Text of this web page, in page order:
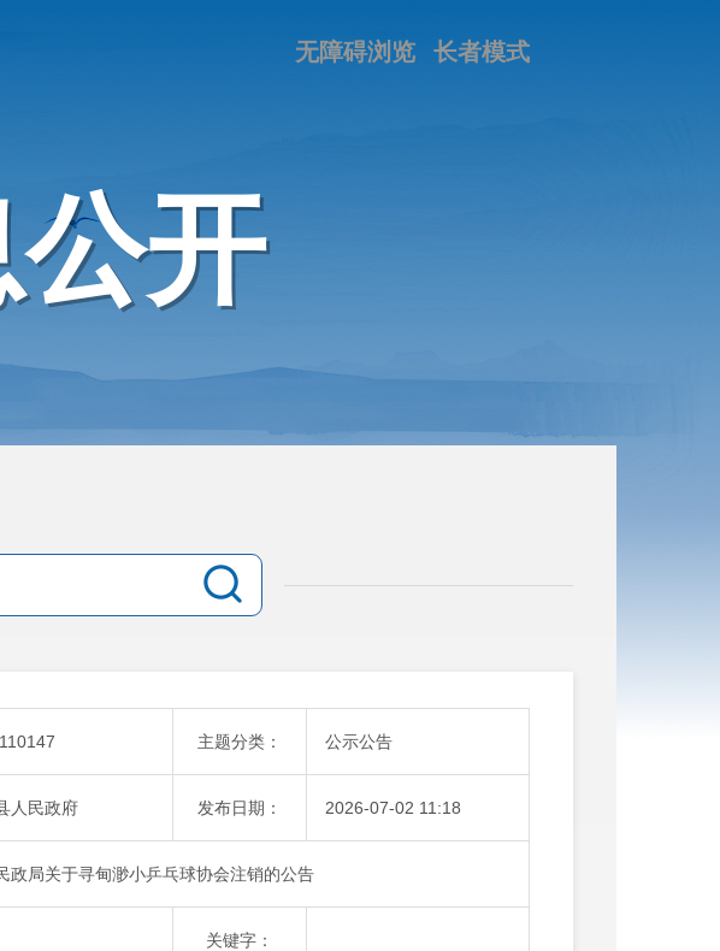
长者模式
无障碍浏览
开
主题分类： 公示公告
人民政府 发布日期： 2026-07-02 11:18
政局关于寻甸渺小乒乓球协会注销的公告
关键字：